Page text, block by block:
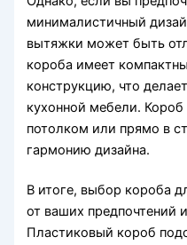
минималистичный
вытяжки может быть
короба имеет
конструкцию, что
кухонной мебели.
потолком или прямо в
гармонию дизайна.
В итоге, выбор короба
от ваших предпочтений
Пластиковый короб